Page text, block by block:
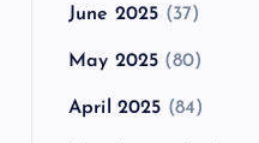
June 2025 (37)
May 2025 (80)
April 2025 (84)